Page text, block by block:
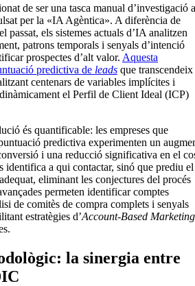
de ser una tasca manual d’investigació a
per la «IA Agèntica». A diferència de
passat, els sistemes actuals d’IA analitzen
patrons temporals i senyals d’intenció
prospectes d’alt valor. Aquesta
predictiva de leads que transcendeix
centenars de variables implícites i
el Perfil de Client Ideal (ICP)
és quantificable: les empreses que
predictiva experimenten un
i una reducció significativa en el
identifica a qui contactar, sinó que prediu el
eliminant les conjectures del procés
permeten identificar comptes
de comitès de compra complets i senyals
estratègies d’Account-Based Marketing
la sinergia entre